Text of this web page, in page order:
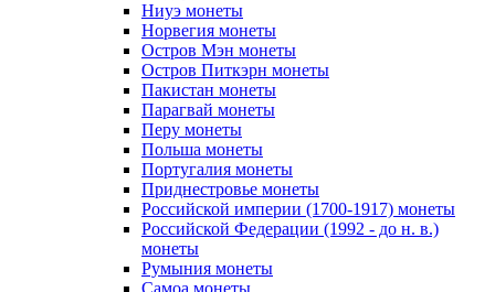
Ниуэ монеты
Норвегия монеты
Остров Мэн монеты
Остров Питкэрн монеты
Пакистан монеты
Парагвай монеты
Перу монеты
Польша монеты
Португалия монеты
Приднестровье монеты
Российской империи (1700-1917) монеты
Российской Федерации (1992 - до н. в.)
монеты
Румыния монеты
Самоа монеты